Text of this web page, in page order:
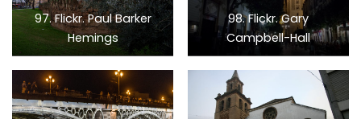
97. Flickr. Paul Barker
Hemings
98. Flickr. Gary
Campbell-Hall